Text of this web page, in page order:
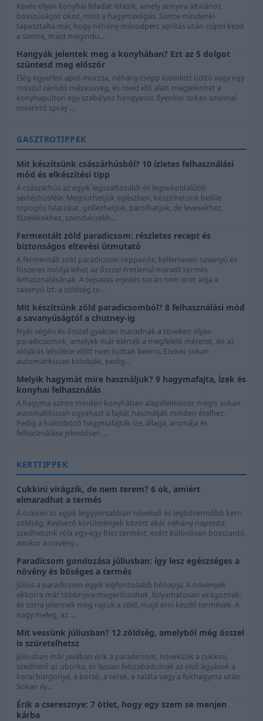
Kevés olyan konyhai feladat létezik, amely annyira általános
bosszúságot okoz, mint a hagymavágás. Szinte mindenki
tapasztalta már, hogy néhány másodperc aprítás után csípni kezd
a szeme, majd megindu...
Hangyák jelentek meg a konyhában? Ezt az 5 dolgot
szüntesd meg először
Elég egyetlen apró morzsa, néhány csepp kiömlött üdítő vagy egy
rosszul záródó mézesüveg, és rövid idő alatt megjelenhet a
konyhapulton egy szabályos hangyasor. Ilyenkor sokan azonnal
rovarirtó spray ...
GASZTROTIPPEK
Mit készítsünk császárhúsból? 10 ízletes felhasználási
mód és elkészítési tipp
A császárhús az egyik legszaftosabb és legsokoldalúbb
sertéshúsféle. Megsüthetjük egészben, készíthetünk belőle
ropogós falatokat, grillezhetjük, párolhatjuk, de levesekhez,
főzelékekhez, szendvicsekh...
Fermentált zöld paradicsom: részletes recept és
biztonságos eltevési útmutató
A fermentált zöld paradicsom roppanós, kellemesen savanyú és
fűszeres módja lehet az ősszel éretlenül maradt termés
felhasználásának. A tejsavas erjedés során nem ecet adja a
savanyú ízt: a zöldség te...
Mit készítsünk zöld paradicsomból? 8 felhasználási mód
a savanyúságtól a chutney-ig
Nyár végén és ősszel gyakran maradnak a töveken olyan
paradicsomok, amelyek már elérték a megfelelő méretet, de az
időjárás lehűlése előtt nem tudtak beérni. Ezeket sokan
automatikusan kidobják, pedig...
Melyik hagymát mire használjuk? 9 hagymafajta, ízek és
konyhai felhasználás
A hagyma szinte minden konyhában alapélelmiszer, mégis sokan
automatikusan ugyanazt a fajtát használják minden ételhez.
Pedig a különböző hagymafajták íze, állaga, aromája és
felhasználása jelentősen ...
KERTTIPPEK
Cukkini virágzik, de nem terem? 6 ok, amiért
elmaradhat a termés
A cukkini az egyik leggyorsabban növekvő és legbőtermőbb kerti
zöldség. Kedvező körülmények között akár néhány naponta
szedhetünk róla egy-egy friss termést, ezért különösen bosszantó,
amikor a növény...
Paradicsom gondozása júliusban: így lesz egészséges a
növény és bőséges a termés
Július a paradicsom egyik legfontosabb hónapja. A növények
ekkorra már többnyire megerősödtek, folyamatosan virágoznak,
és sorra jelennek meg rajtuk a zöld, majd érni kezdő termések. A
nagy meleg, az ...
Mit vessünk júliusban? 12 zöldség, amelyből még ősszel
is szüretelhetsz
Júliusban már javában érik a paradicsom, növekszik a cukkini,
szedhető az uborka, és lassan felszabadulnak az első ágyások a
korai burgonya, a borsó, a retek, a saláta vagy a fokhagyma után.
Sokan ily...
Érik a cseresznye: 7 ötlet, hogy egy szem se menjen
kárba